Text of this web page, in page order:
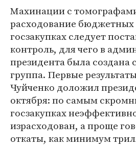
Махинации с
расходование бюджетных
госзакупках следует
контроль, для чего в
президента была создана
группа. Первые
Чуйченко доложил
октября: по самым
госзакупках
израсходован, а проще
откаты, как минимум